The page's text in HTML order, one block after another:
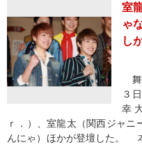
室
ゃ
し
舞
３
幸
ｒ．）、室龍太（関西ジャ
んにゃ）ほかが登壇した。